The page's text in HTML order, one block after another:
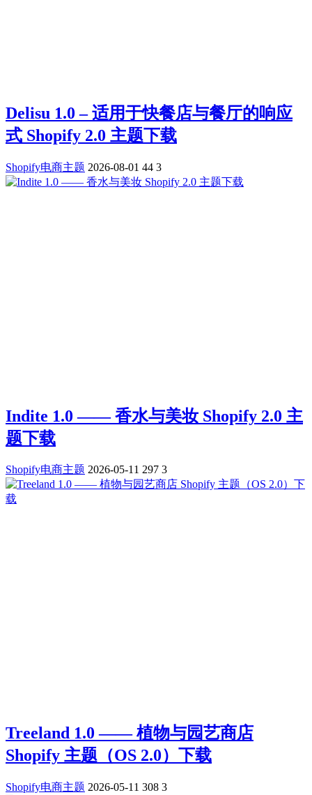
Delisu 1.0 – 适用于快餐店与餐厅的响应
式 Shopify 2.0 主题下载
Shopify电商主题 2026-08-01 44 3
Indite 1.0 —— 香水与美妆 Shopify 2.0 主
题下载
Shopify电商主题 2026-05-11 297 3
Treeland 1.0 —— 植物与园艺商店
Shopify 主题（OS 2.0）下载
Shopify电商主题 2026-05-11 308 3